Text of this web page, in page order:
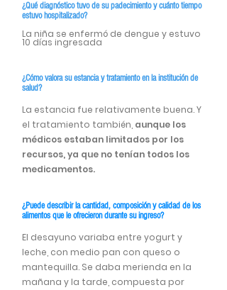
¿Qué diagnóstico tuvo de su padecimiento y cuánto tiempo
estuvo hospitalizado?
La niña se enfermó de dengue y estuvo
10 días ingresada
¿Cómo valora su estancia y tratamiento en la institución de
salud?
La estancia fue relativamente buena. Y
el tratamiento también, aunque los
médicos estaban limitados por los
recursos, ya que no tenían todos los
medicamentos.
¿Puede describir la cantidad, composición y calidad de los
alimentos que le ofrecieron durante su ingreso?
El desayuno variaba entre yogurt y
leche, con medio pan con queso o
mantequilla. Se daba merienda en la
mañana y la tarde, compuesta por